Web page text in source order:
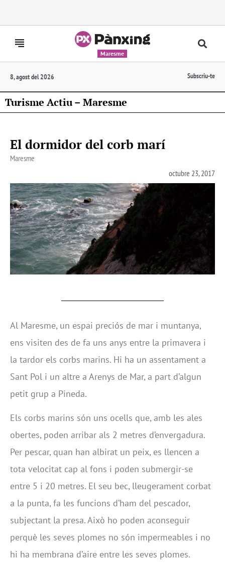
Maresme
8, agost del 2026 Subscriu-te
Turisme Actiu – Maresme
El dormidor del corb marí
Maresme
octubre 23, 2017
Al Maresme, un espai preciós de mar i muntanya,
ens visiten des de fa uns anys entre la primavera i
la tardor els corbs marins. Hi ha un assentament a
Sant Pol i un altre a Arenys de Mar, a part d’algun
petit grup a Pineda.
Els corbs marins són uns ocells que, amb les ales
obertes, poden arribar als 2 metres d’envergadura.
Per pescar, quan han albirat un peix, es llencen a
tota velocitat cap al fons i poden submergir-se
entre 5 i 20 metres. El seu bec, lleugerament corbat
a la punta, fa les funcions d’ham del pescador,
subjectant la presa. Això ho poden aconseguir
perquè les seves plomes no són impermeables i no
hi ha membrana d’aire entre les seves plomes.